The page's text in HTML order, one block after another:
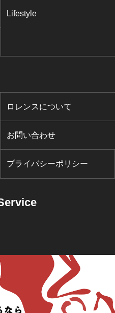
Lifestyle
ロレンスについて
お問い合わせ
プライバシーポリシー